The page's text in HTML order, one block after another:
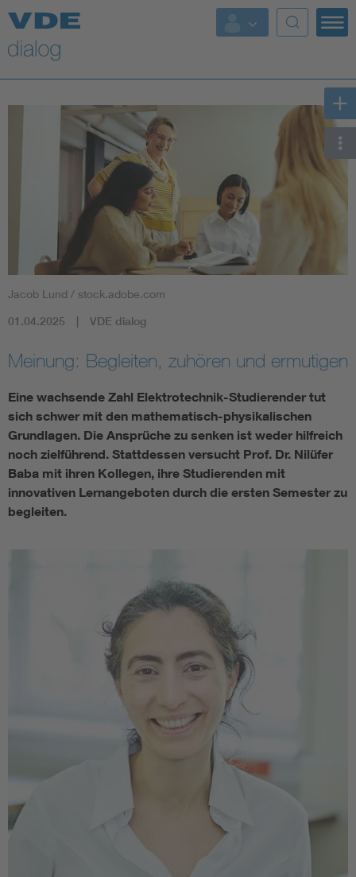
Jacob Lund / stock.adobe.com
01.04.2025 VDE dialog
Meinung: Begleiten, zuhören und ermutigen
Eine wachsende Zahl Elektrotechnik-Studierender tut
sich schwer mit den mathematisch-physikalischen
Grundlagen. Die Ansprüche zu senken ist weder hilfreich
noch zielführend. Stattdessen versucht Prof. Dr. Nilüfer
Baba mit ihren Kollegen, ihre Studierenden mit
innovativen Lernangeboten durch die ersten Semester zu
begleiten.